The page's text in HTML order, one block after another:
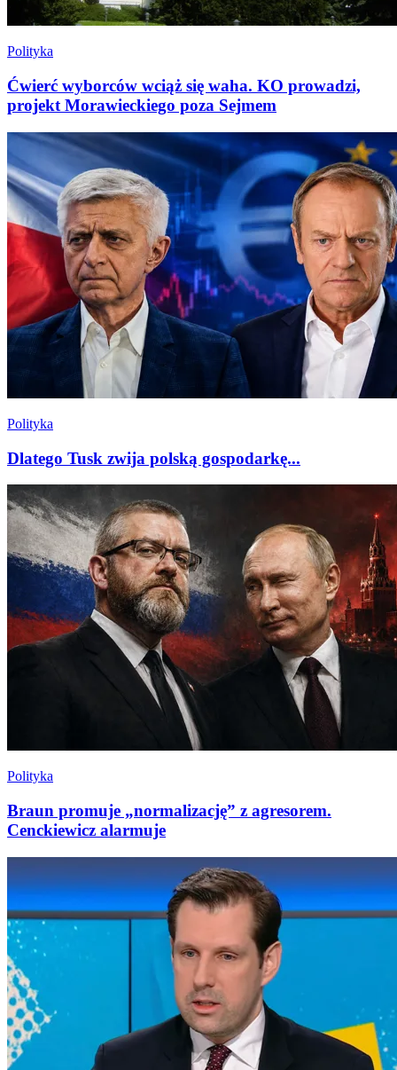
Polityka
Ćwierć wyborców wciąż się waha. KO prowadzi,
projekt Morawieckiego poza Sejmem
Polityka
Dlatego Tusk zwija polską gospodarkę...
Polityka
Braun promuje „normalizację” z agresorem.
Cenckiewicz alarmuje